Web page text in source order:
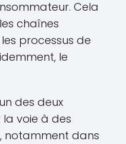
Cela
chaînes
processus de
le
des deux
voie à des
notamment dans